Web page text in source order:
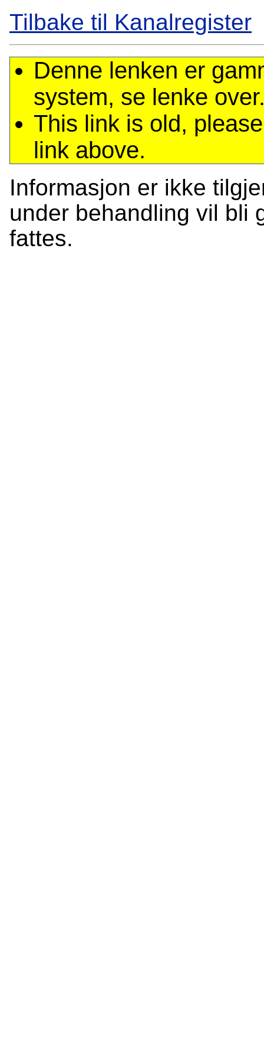
Tilbake til Kanalregister
Denne lenken er
system, se lenke
This link is old,
link above.
Informasjon er ikke
under behandling vil bli
fattes.